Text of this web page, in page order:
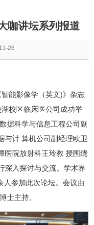
咖讲坛系列报道
26
能影像学（英文)》杂志
校区临床医公司成功举
据科学与信息工程公司副
与计 算机公司副经理欧卫
医院放射科王玲教 授围绕
深入探讨与交流。学术界
人参加此次论坛。会议由
士主持。